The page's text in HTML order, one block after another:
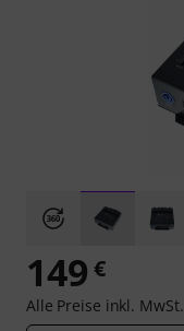
149 €
Alle Preise inkl. MwSt.